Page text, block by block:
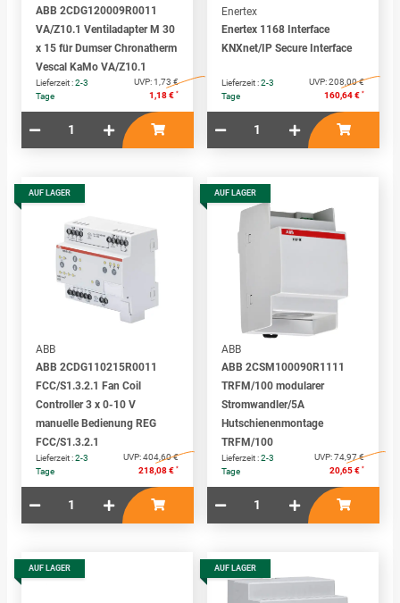
ABB 2CDG120009R0011
VA/Z10.1 Ventiladapter M 30
x 15 für Dumser Chronatherm
Vescal KaMo VA/Z10.1
Lieferzeit :2-3
Tage
UVP:1,73 €
1,18 € *
Enertex
Enertex 1168 Interface
KNXnet/IP Secure Interface
Lieferzeit :2-3
Tage
UVP:208,00 €
160,64 € *
AUF LAGER
ABB
ABB 2CDG110215R0011
FCC/S1.3.2.1 Fan Coil
Controller 3 x 0-10 V
manuelle Bedienung REG
FCC/S1.3.2.1
Lieferzeit :2-3
Tage
UVP:404,60 €
218,08 € *
AUF LAGER
ABB
ABB 2CSM100090R1111
TRFM/100 modularer
Stromwandler/5A
Hutschienenmontage
TRFM/100
Lieferzeit :2-3
Tage
UVP:74,97 €
20,65 € *
AUF LAGER AUF LAGER